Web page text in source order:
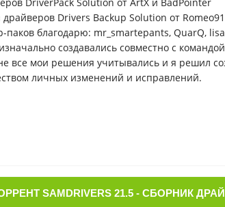
Drivers Backup Solution от Romeo91
благодарю: mr_smartepants, QuarQ,
создавались совместно с
все мои решения учитывались и я решил
личных изменений и исправлений.